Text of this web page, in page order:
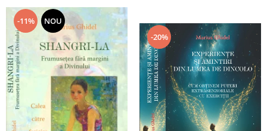
-11% NOU
-20%